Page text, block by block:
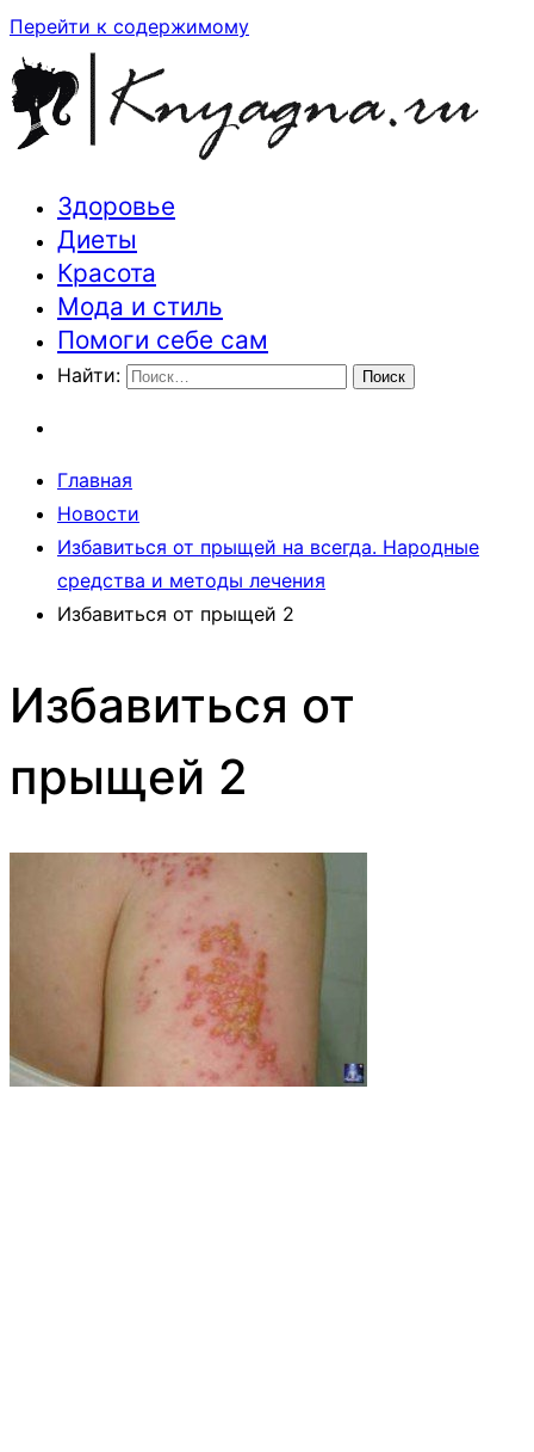
Перейти к содержимому
Траектория здоровья и красоты
Здоровье
Диеты
Красота
Мода и стиль
Помоги себе сам
Найти:
Главная
Новости
Избавиться от прыщей на всегда. Народные
средства и методы лечения
Избавиться от прыщей 2
Избавиться от
прыщей 2